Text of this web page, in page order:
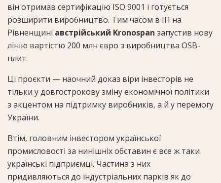
він отримав сертифікацію ISO 9001 і готується
розширити виробництво. Тим часом в ІП на
Рівненщині австрійський Kronospan запустив нову
лінію вартістю 200 млн євро з виробництва OSB-
плит.
Ці проєкти — наочний доказ віри інвесторів не
тільки у довгострокову зміну економічної політики
з акцентом на підтримку виробників, а й у перемогу
України.
Втім, головним інвестором української
промисловості за нинішніх обставин є все ж таки
українські підприємці. Частина з них
придивляються до індустріальних парків як до